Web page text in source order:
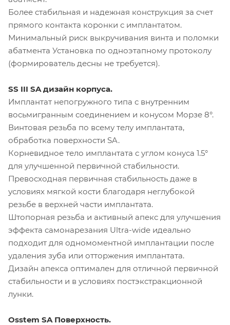
Более стабильная и надежная конструкция за счет
прямого контакта коронки с имплантатом.
Минимальный риск выкручивания винта и поломки
абатмента Установка по одноэтапному протоколу
(формирователь десны не требуется).
SS III SA дизайн корпуса.
Имплантат непогружного типа с внутренним
восьмигранным соединением и конусом Морзе 8°.
Винтовая резьба по всему телу имплантата,
обработка поверхности SA.
Корневидное тело имплантата с углом конуса 1.5°
для улучшенной первичной стабильности.
Превосходная первичная стабильность даже в
условиях мягкой кости благодаря неглубокой
резьбе в верхней части имплантата.
Штопорная резьба и активный апекс для улучшения
эффекта самонарезания Ultra-wide идеально
подходит для одномоментной имплантации после
удаления зуба или отторжения имплантата.
Дизайн апекса оптимален для отличной первичной
стабильности и в условиях постэкстракционной
лунки.
Osstem SA Поверхность.